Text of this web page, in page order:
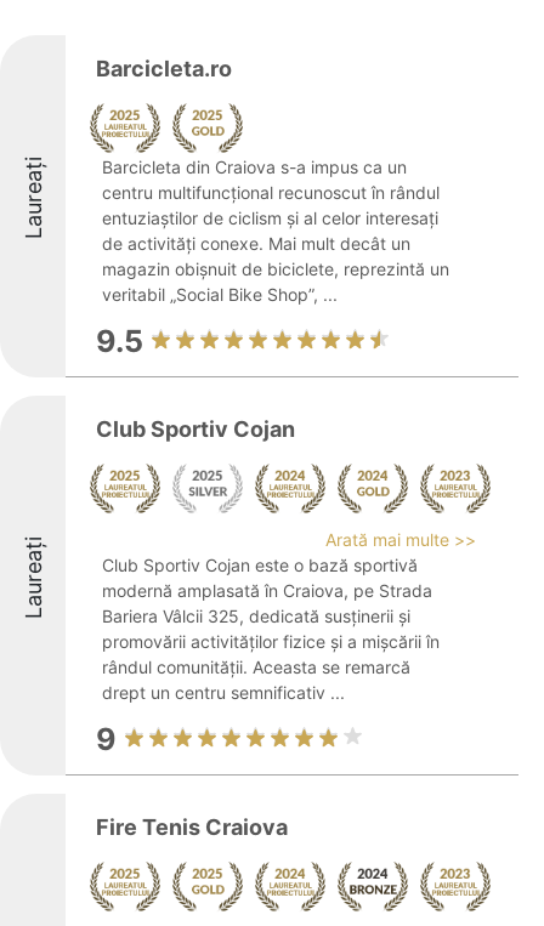
Laureați
Barcicleta.ro
Barcicleta din Craiova s-a impus ca un
centru multifuncțional recunoscut în rândul
entuziaștilor de ciclism și al celor interesați
de activități conexe. Mai mult decât un
magazin obișnuit de biciclete, reprezintă un
veritabil „Social Bike Shop”, ...
9.5
Laureați
Club Sportiv Cojan
Arată mai multe >>
Club Sportiv Cojan este o bază sportivă
modernă amplasată în Craiova, pe Strada
Bariera Vâlcii 325, dedicată susținerii și
promovării activităților fizice și a mișcării în
rândul comunității. Aceasta se remarcă
drept un centru semnificativ ...
9
Fire Tenis Craiova